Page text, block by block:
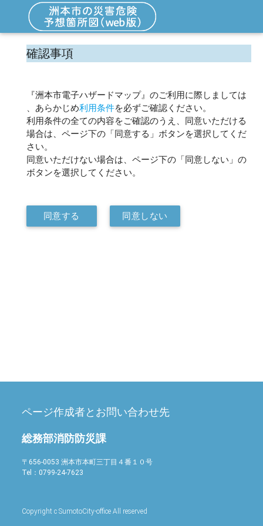
確認事項
『洲本市電子ハザードマップ』のご利用に際しましては
、あらかじめ利用条件を必ずご確認ください。
利用条件の全ての内容をご確認のうえ、同意いただける
場合は、ページ下の「同意する」ボタンを選択してくだ
さい。
同意いただけない場合は、ページ下の「同意しない」の
ボタンを選択してください。
同意する 同意しない
ページ作成者とお問い合わせ先
総務部消防防災課
〒656-0053 洲本市本町三丁目４番１０号
Tel： 0799-24-7623
Copyright c SumotoCity-office All reserved